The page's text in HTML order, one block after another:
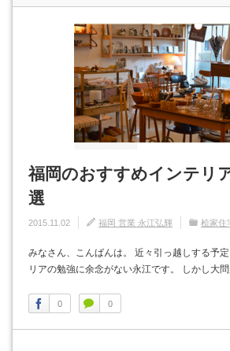
福岡のおすすめインテリ
選
2015.11.02 福岡 営業 永江弘輝 桧家住
みなさん、こんばんは。 近々引っ越しする予
リアの勉強に余念がない永江です。 しかし大
0 0